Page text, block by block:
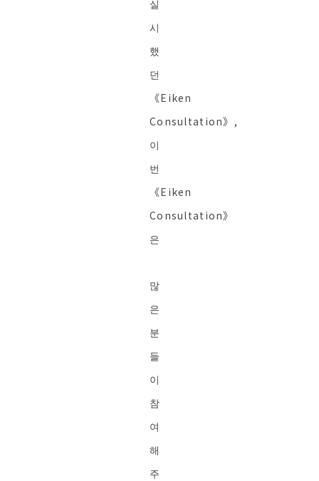
실
시
했
던
《Eiken
Consultation》,
이
번
《Eiken
Consultation》
은
많
은
분
들
이
참
여
해
주